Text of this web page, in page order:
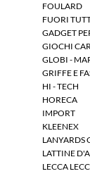
FOULARD
FUORI
GADGET
GIOCHI
GLOBI -
GRIFFE E
HI - TECH
HORECA
IMPORT
KLEENEX
LANYARDS
LATTINE
LECCA